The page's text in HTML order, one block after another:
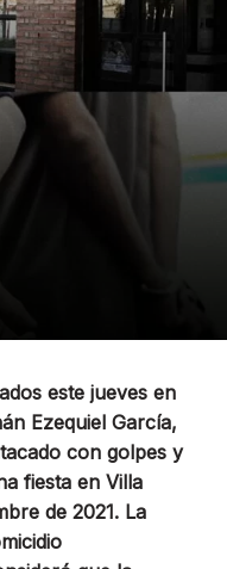
este jueves en
Ezequiel García,
con golpes y
fiesta en Villa
de 2021. La